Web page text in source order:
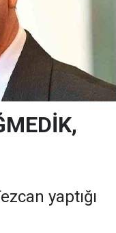
yaptığı